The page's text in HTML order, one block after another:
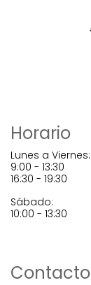
Horario
Lunes a Viernes:
9:00 - 13:30
16:30 - 19:30
Sábado:
10:00 - 13:30
Contacto